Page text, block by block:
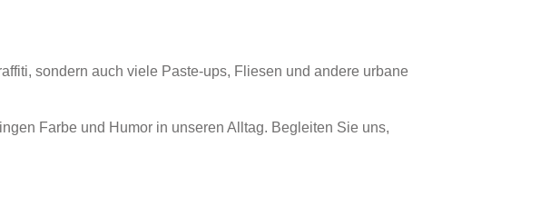
sondern auch viele Paste-ups, Fliesen und andere urbane
Farbe und Humor in unseren Alltag. Begleiten Sie uns,